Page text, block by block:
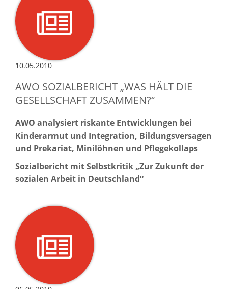
10.05.2010
AWO SOZIALBERICHT „WAS HÄLT DIE
GESELLSCHAFT ZUSAMMEN?“
AWO analysiert riskante Entwicklungen bei
Kinderarmut und Integration, Bildungsversagen
und Prekariat, Minilöhnen und Pflegekollaps
Sozialbericht mit Selbstkritik „Zur Zukunft der
sozialen Arbeit in Deutschland“